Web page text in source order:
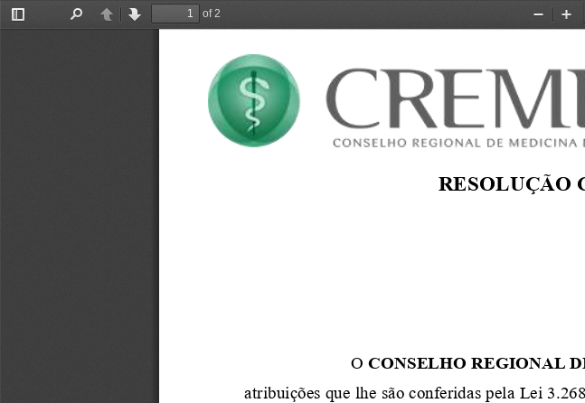
Toggle
PreviousNext
of 2
Zoom
RESOLUÇÃO
O CONSELHO REGIONAL
atribuições que lhe são conferidas pela Lei